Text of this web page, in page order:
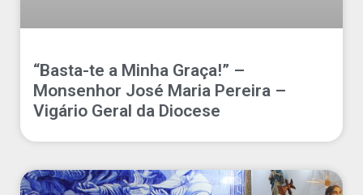
“Basta-te a Minha Graça!” –
Monsenhor José Maria Pereira –
Vigário Geral da Diocese